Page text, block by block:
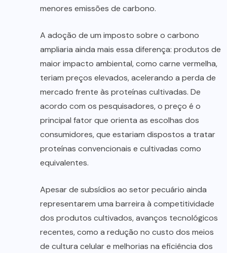
menores emissões de carbono.
A adoção de um imposto sobre o carbono
ampliaria ainda mais essa diferença: produtos de
maior impacto ambiental, como carne vermelha,
teriam preços elevados, acelerando a perda de
mercado frente às proteínas cultivadas. De
acordo com os pesquisadores, o preço é o
principal fator que orienta as escolhas dos
consumidores, que estariam dispostos a tratar
proteínas convencionais e cultivadas como
equivalentes.
Apesar de subsídios ao setor pecuário ainda
representarem uma barreira à competitividade
dos produtos cultivados, avanços tecnológicos
recentes, como a redução no custo dos meios
de cultura celular e melhorias na eficiência dos